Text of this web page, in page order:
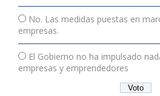
No. Las medidas puestas en
empresas.
El Gobierno no ha impulsado
empresas y emprendedores